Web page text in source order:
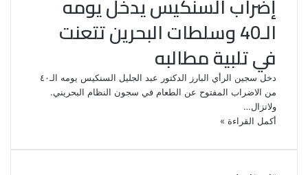
إضراب السنكيس يدخل يومه
الـ40 وسلطات البحرين تتعنت
في تلبية مطالبه
دخل سجين الرأي البارز الدكتور عبد الجليل السنكيس يومه الـ٤٠
من الاضراب المفتوح عن الطعام في سجون النظام البحريني.
ولاتزال…
أكمل القراءة »